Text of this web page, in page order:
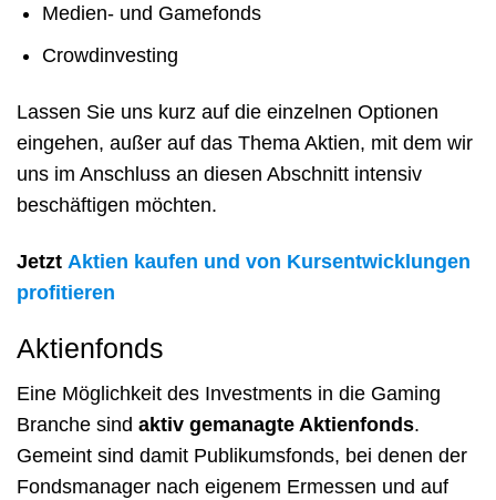
Medien- und Gamefonds
Crowdinvesting
Lassen Sie uns kurz auf die einzelnen Optionen
eingehen, außer auf das Thema Aktien, mit dem wir
uns im Anschluss an diesen Abschnitt intensiv
beschäftigen möchten.
Jetzt Aktien kaufen und von Kursentwicklungen
profitieren
Aktienfonds
Eine Möglichkeit des Investments in die Gaming
Branche sind aktiv gemanagte Aktienfonds.
Gemeint sind damit Publikumsfonds, bei denen der
Fondsmanager nach eigenem Ermessen und auf